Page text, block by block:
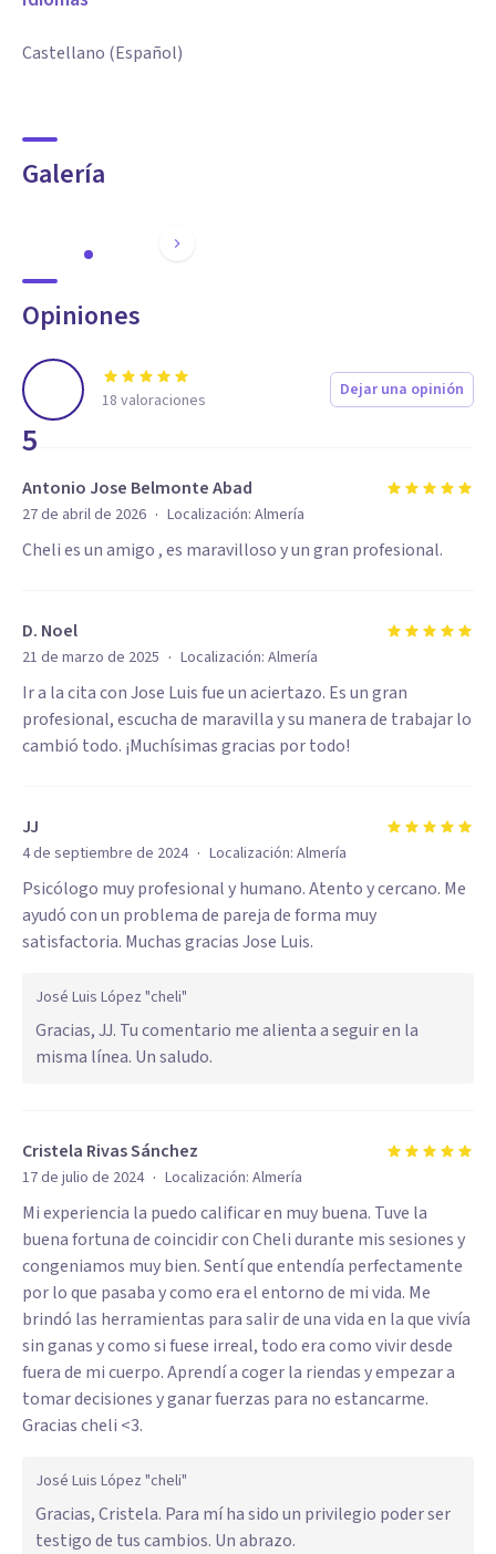
Castellano (Español)
Galería
Opiniones
5
18 valoraciones Dejar una opinión
Antonio Jose Belmonte Abad
27 de abril de 2026 · Localización: Almería
Cheli es un amigo , es maravilloso y un gran profesional.
D. Noel
21 de marzo de 2025 · Localización: Almería
Ir a la cita con Jose Luis fue un aciertazo. Es un gran
profesional, escucha de maravilla y su manera de trabajar lo
cambió todo. ¡Muchísimas gracias por todo!
JJ
4 de septiembre de 2024 · Localización: Almería
Psicólogo muy profesional y humano. Atento y cercano. Me
ayudó con un problema de pareja de forma muy
satisfactoria. Muchas gracias Jose Luis.
José Luis López "cheli"
Gracias, JJ. Tu comentario me alienta a seguir en la
misma línea. Un saludo.
Cristela Rivas Sánchez
17 de julio de 2024 · Localización: Almería
Mi experiencia la puedo calificar en muy buena. Tuve la
buena fortuna de coincidir con Cheli durante mis sesiones y
congeniamos muy bien. Sentí que entendía perfectamente
por lo que pasaba y como era el entorno de mi vida. Me
brindó las herramientas para salir de una vida en la que vivía
sin ganas y como si fuese irreal, todo era como vivir desde
fuera de mi cuerpo. Aprendí a coger la riendas y empezar a
tomar decisiones y ganar fuerzas para no estancarme.
Gracias cheli <3.
José Luis López "cheli"
Gracias, Cristela. Para mí ha sido un privilegio poder ser
testigo de tus cambios. Un abrazo.